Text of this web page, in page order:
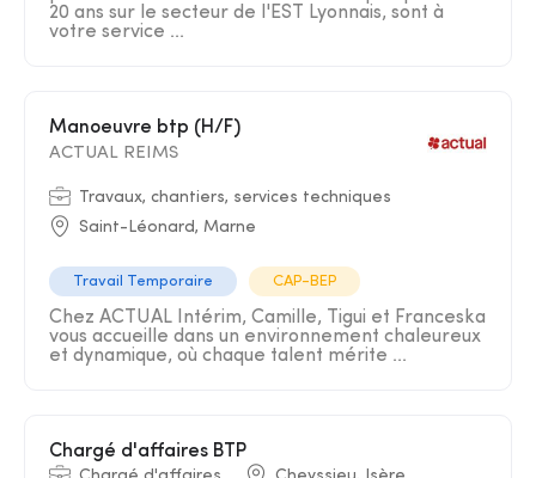
20 ans sur le secteur de l'EST Lyonnais, sont à
votre service ...
Manoeuvre btp (H/F)
ACTUAL REIMS
Travaux, chantiers, services techniques
Saint-Léonard, Marne
Travail Temporaire CAP-BEP
Chez ACTUAL Intérim, Camille, Tigui et Franceska
vous accueille dans un environnement chaleureux
et dynamique, où chaque talent mérite ...
Chargé d'affaires BTP